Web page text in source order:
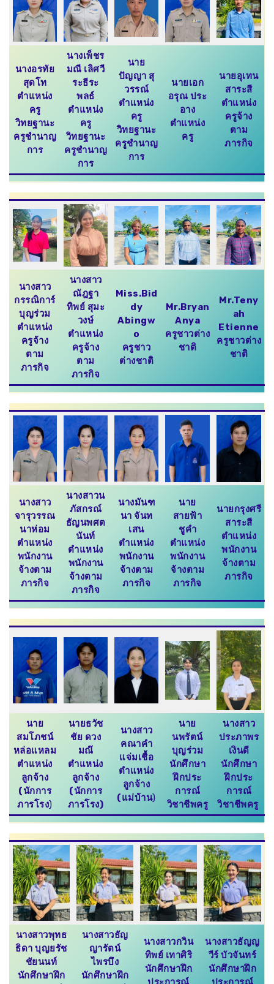
นางอรทัย
สุดโท
ตำแหน่ง
ครู
วิทยฐานะ
ครูชำนาญ
การ
นางเพ็ชร
มณี เลิศวี
ระธีระ
พลธ์
ตำแหน่ง
ครู
วิทยฐานะ
ครูชำนาญ
การ
นาย
ปัญญา สุ
วรรณ์
ตำแหน่ง
ครู
วิทยฐานะ
ครูชำนาญ
การ
นายเอก
อรุณ ประ
อาง
ตำแหน่ง
ครู
นายอุเทน
สาระสี
ตำแหน่ง
ครูจ้าง
ตาม
ภารกิจ
นางสาว
กรรณิการ์
บุญร่วม
ตำแหน่ง
ครูจ้าง
ตาม
ภารกิจ
นางสาว
ณัฎฐา
ทิพย์ สุมะ
วงษ์
ตำแหน่ง
ครูจ้าง
ตาม
ภารกิจ
Miss.Bid
dy
Abingw
o
ครูชาว
ต่างชาติ
Mr.Bryan
Anya
ครูชาวต่าง
ชาติ
Mr.Teny
ah
Etienne
ครูชาวต่าง
ชาติ
นางสาว
จารุวรรณ
นาห่อม
ตำแหน่ง
พนักงาน
จ้างตาม
ภารกิจ
นางสาวน
ภัสกรณ์
ธัญนพศต
นันท์
ตำแหน่ง
พนักงาน
จ้างตาม
ภารกิจ
นางมันฑ
นา จันท
เสน
ตำแหน่ง
พนักงาน
จ้างตาม
ภารกิจ
นาย
สายฟ้า
ชูคำ
ตำแหน่ง
พนักงาน
จ้างตาม
ภารกิจ
นายกรุงศรี
สาระสี
ตำแหน่ง
พนักงาน
จ้างตาม
ภารกิจ
นาย
สมโภชน์
หล่อแหลม
ตำแหน่ง
ลูกจ้าง
(นักการ
ภารโรง)
นายธวัช
ชัย ดวง
มณ๊
ตำแหน่ง
ลูกจ้าง
(นักการ
ภารโรง)
นางสาว
คณาคำ
แจ่มเชื้อ
ตำแหน่ง
ลูกจ้าง
(แม่บ้าน)
นาย
นพรัตน์
บุญร่วม
นักศึกษา
ฝึกประ
การณ์
วิชาชีพครู
นางสาว
ประภาพร
เงินดี
นักศึกษา
ฝึกประ
การณ์
วิชาชีพครู
นางสาวพุทธ
ธิดา บุญยรัช
ชัยนนท์
นักศึกษาฝึก
นางสาวธัญ
ญารัตน์
ไพรบึง
นักศึกษาฝึก
นางสาวกวิน
ทิพย์ เทาศิริ
นักศึกษาฝึก
นางสาวธัญญ
วีร์ บัวจันทร์
นักศึกษาฝึก